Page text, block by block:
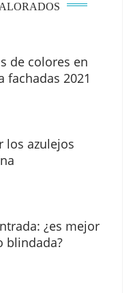
revisar la
antes
de colores en
fachadas 2021
los azulejos
¿es mejor
blindada?